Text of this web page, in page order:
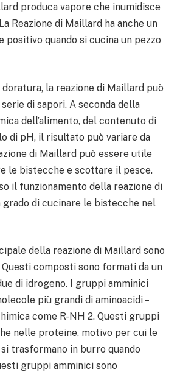
produca vapore che inumidisce
Reazione di Maillard ha anche un
quando si cucina un pezzo
la reazione di Maillard può
di sapori. A seconda della
dell’alimento, del contenuto di
di pH, il risultato può variare da
di Maillard può essere utile
le bistecche e scottare il pesce.
il funzionamento della reazione di
grado di cucinare le bistecche nel
della reazione di Maillard sono
composti sono formati da un
di idrogeno. I gruppi amminici
più grandi di aminoacidi –
come R-NH 2. Questi gruppi
nelle proteine, motivo per cui le
trasformano in burro quando
gruppi amminici sono